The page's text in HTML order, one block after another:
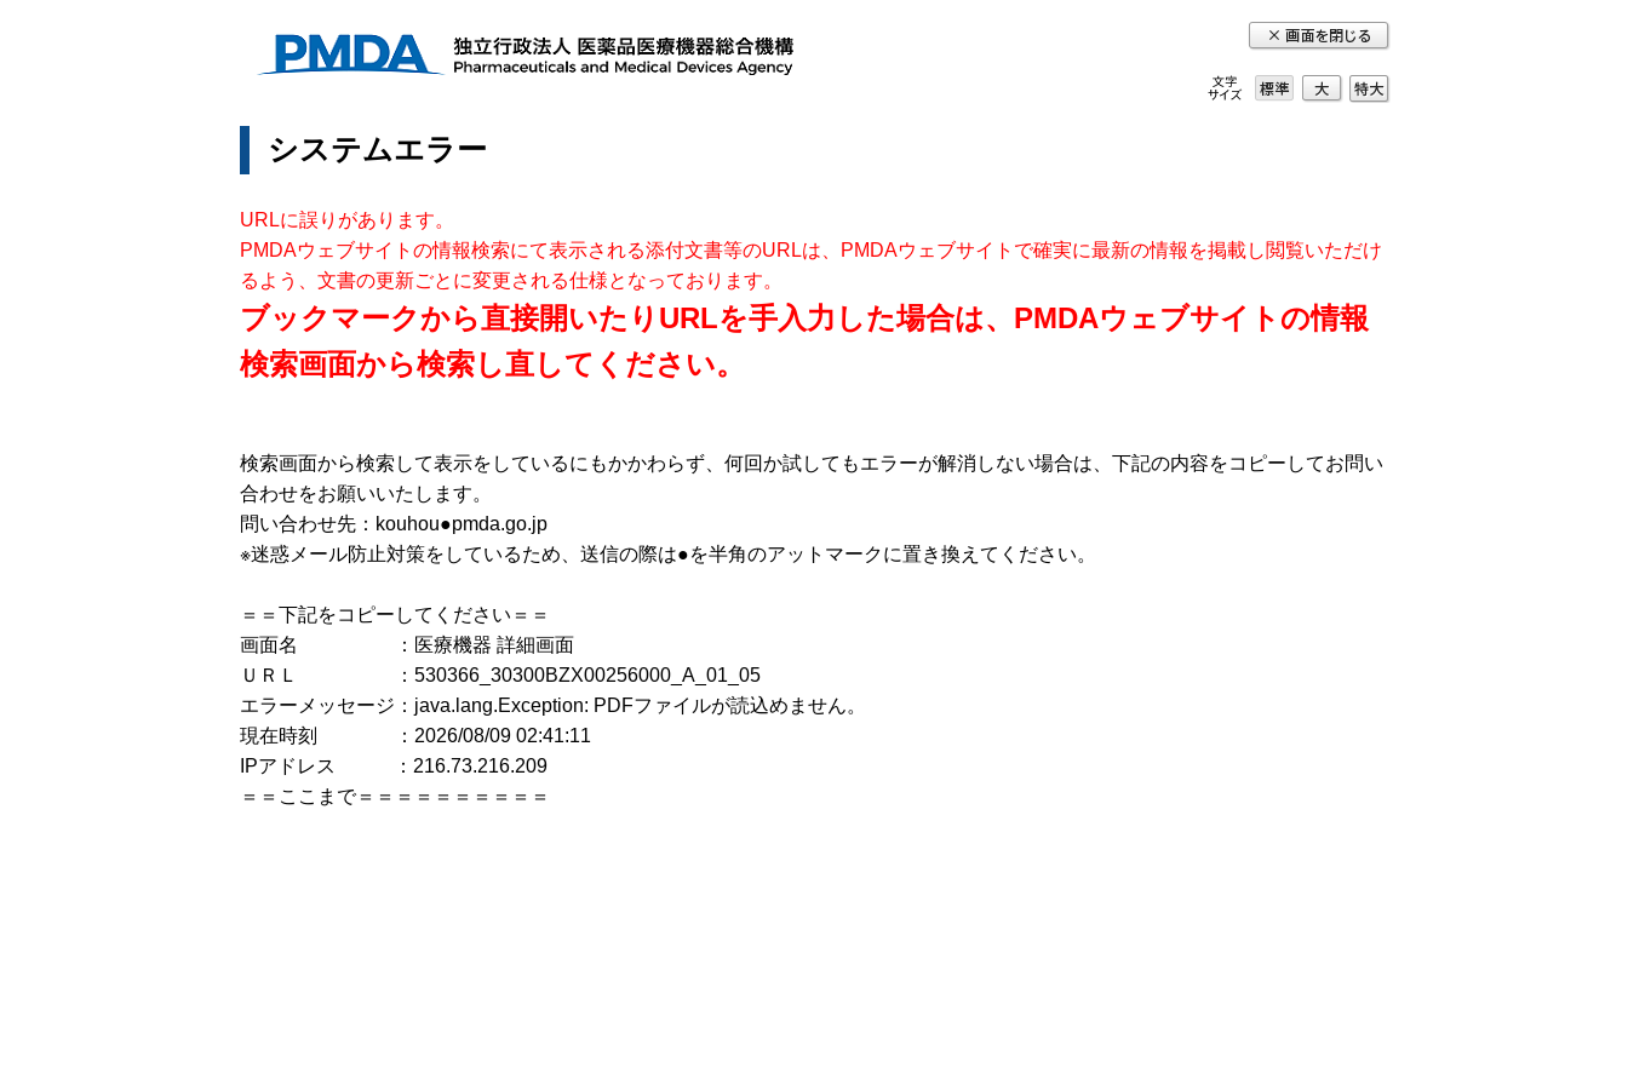
標準 大
特
大
システムエラー
URLに誤りがあります。
PMDAウェブサイトの情報検索にて表示される添付文書等のURLは、PMDAウェブサイトで確実に最新の情報を掲載し閲覧いただけ
るよう、文書の更新ごとに変更される仕様となっております。
ブックマークから直接開いたりURLを手入力した場合は、PMDAウェブサイトの情報
検索画面から検索し直してください。
検索画面から検索して表示をしているにもかかわらず、何回か試してもエラーが解消しない場合は、下記の内容をコピーしてお問い
合わせをお願いいたします。
問い合わせ先：kouhou●pmda.go.jp
※迷惑メール防止対策をしているため、送信の際は●を半角のアットマークに置き換えてください。
＝＝下記をコピーしてください＝＝
画面名 ：医療機器 詳細画面
ＵＲＬ ：530366_30300BZX00256000_A_01_05
エラーメッセージ：java.lang.Exception: PDFファイルが読込めません。
現在時刻 ：2026/08/09 02:41:11
IPアドレス ：216.73.216.209
＝＝ここまで＝＝＝＝＝＝＝＝＝＝